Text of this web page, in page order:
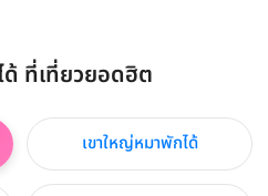
ที่เที่ยวยอดฮิต
เขาใหญ่หมาพักได้